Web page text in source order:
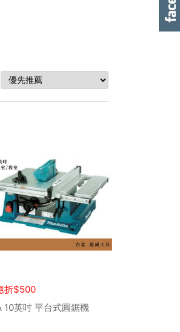
折$500
10英吋 平台式圓鋸機